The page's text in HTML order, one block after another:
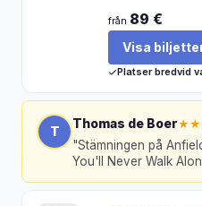
från 89 €
Visa
Platser bredvid
T
Thomas de Boer
"Stämningen på
You'll Never Walk